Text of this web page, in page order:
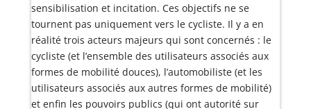
sensibilisation et incitation. Ces objectifs ne se
tournent pas uniquement vers le cycliste. Il y a en
réalité trois acteurs majeurs qui sont concernés : le
cycliste (et l’ensemble des utilisateurs associés aux
formes de mobilité douces), l’automobiliste (et les
utilisateurs associés aux autres formes de mobilité)
et enfin les pouvoirs publics (qui ont autorité sur